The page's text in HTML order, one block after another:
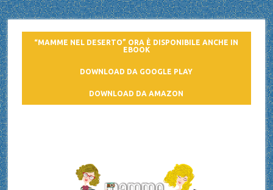
“MAMME NEL DESERTO” ORA È DISPONIBILE ANCHE IN
EBOOK
DOWNLOAD DA GOOGLE PLAY
DOWNLOAD DA AMAZON